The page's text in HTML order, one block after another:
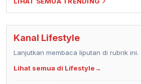
Kanal Lifestyle
Lanjutkan membaca liputan di rubrik ini.
Lihat semua di Lifestyle→